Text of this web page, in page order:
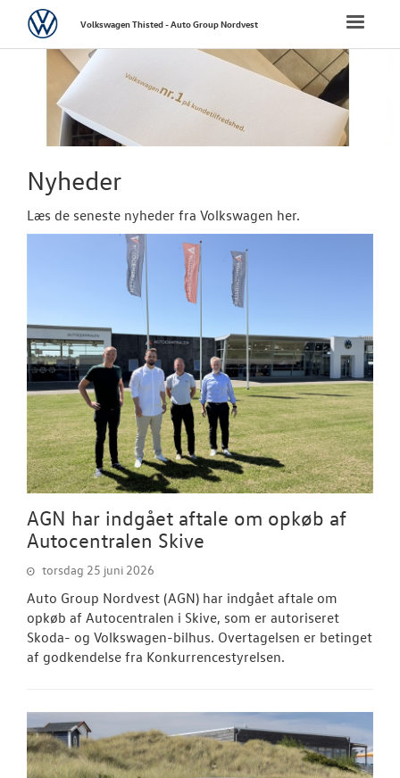
FORSIDE
NYE
RESERVEDELE
NYHEDER
Tilmeld dig
Danmarks
Toggle
VolkswagenVolkswagen Thisted - Auto Group Nordvest
Nyheder
Læs de seneste nyheder fra Volkswagen her.
AGN har indgået aftale om opkøb af
Autocentralen Skive
torsdag 25 juni 2026
Auto Group Nordvest (AGN) har indgået aftale om
opkøb af Autocentralen i Skive, som er autoriseret
Skoda- og Volkswagen-bilhus. Overtagelsen er betinget
af godkendelse fra Konkurrencestyrelsen.